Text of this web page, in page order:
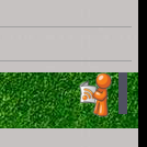
Slovník: zájmena, příslovce, spojky, ... Krátká, drobná, základní slova česky, polsky a v dalších jazycích